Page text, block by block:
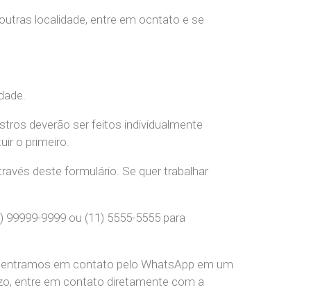
outras localidade, entre em ocntato e se
deverão ser feitos individualmente
o primeiro.
deste formulário. Se quer trabalhar
9999 ou (11) 5555-5555 para
em contato pelo WhatsApp em um
entre em contato diretamente com a